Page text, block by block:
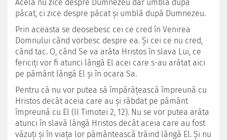
Acela nu zice despre Dumnezeu dar umblă după
păcat, ci zice despre păcat şi umblă după Dumnezeu.
Prin aceasta se deosebesc cei ce cred în Venirea
Domnului când vorbesc despre ea. Şi cei ce nu cred,
când tac. O, când Se va arăta Hristos în slava Lui, ce
fericiţi vor fi atunci lângă El acei care s-au arătat aici
pe pământ lângă El şi în ocara Sa.
Pentru că nu vor putea să împărăţească împreună cu
Hristos decât aceia care au şi răbdat pe pământ
împreună cu El (II Timotei 2, 12). Nu se vor putea arăta
atunci în slavă lângă Hristos decât aceia care au fost
văzuţi şi în viaţa lor pământească trăind lângă El. Şi nu